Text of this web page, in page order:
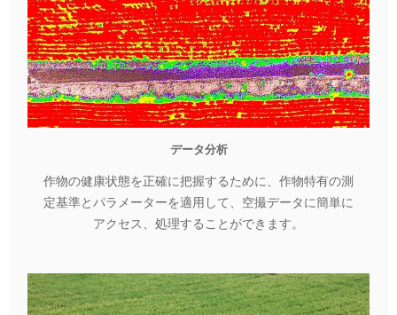
データ分析
作物の健康状態を正確に把握するために、作物特有の測
定基準とパラメーターを適用して、空撮データに簡単に
アクセス、処理することができます。